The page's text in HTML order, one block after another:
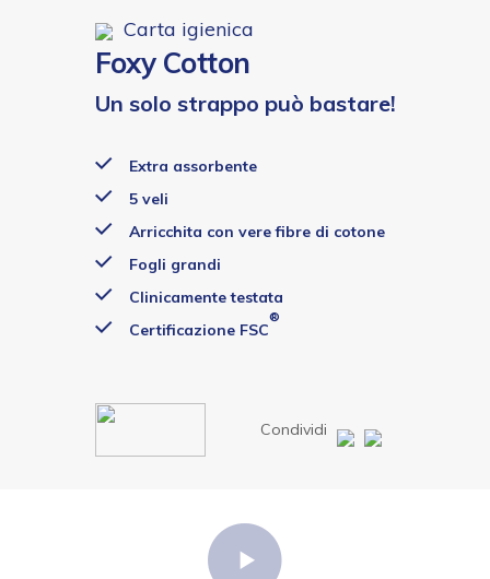
Carta igienica
Foxy Cotton
Un solo strappo può bastare!
Extra assorbente
5 veli
Arricchita con vere fibre di cotone
Fogli grandi
Clinicamente testata
Certificazione FSC
®
Condividi